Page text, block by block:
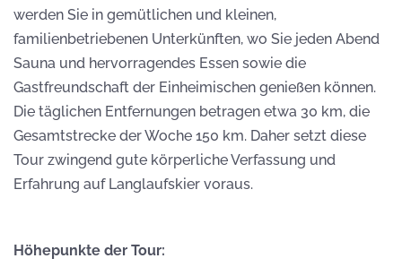
werden Sie in gemütlichen und kleinen,
familienbetriebenen Unterkünften, wo Sie jeden Abend
Sauna und hervorragendes Essen sowie die
Gastfreundschaft der Einheimischen genießen können.
Die täglichen Entfernungen betragen etwa 30 km, die
Gesamtstrecke der Woche 150 km. Daher setzt diese
Tour zwingend gute körperliche Verfassung und
Erfahrung auf Langlaufskier voraus.
Höhepunkte der Tour: